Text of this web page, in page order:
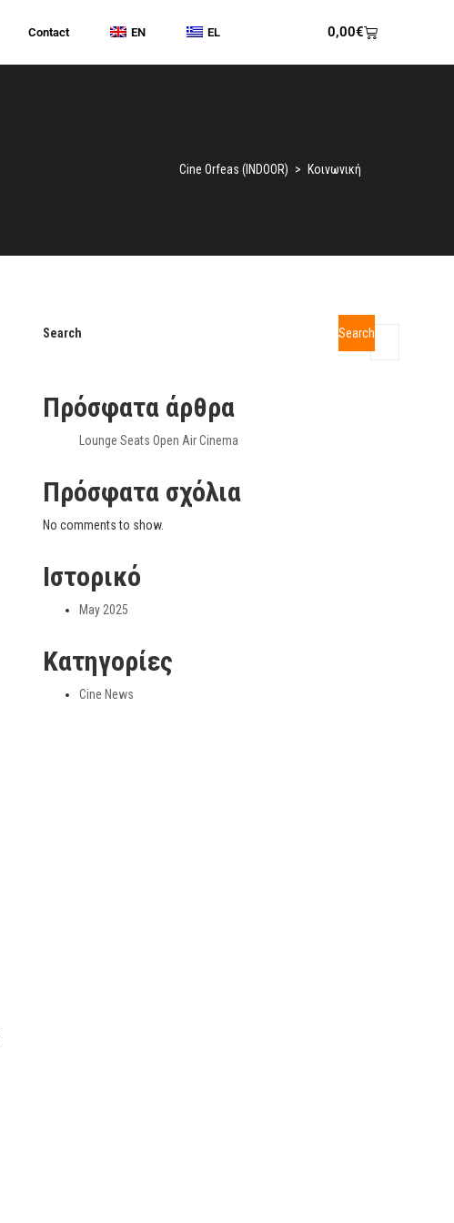
Contact EN EL 0,00€
Cine Orfeas (INDOOR) > Κοινωνική
Search Search
Πρόσφατα άρθρα
Lounge Seats Open Air Cinema
Πρόσφατα σχόλια
No comments to show.
Ιστορικό
May 2025
Kατηγορίες
Cine News